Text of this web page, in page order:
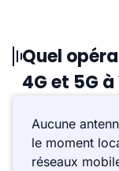
Quel
4G et 5G
Aucune
le moment
réseaux